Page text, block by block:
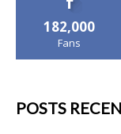
182,000
Fans
POSTS